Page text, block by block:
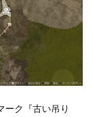
ーク『古い吊り